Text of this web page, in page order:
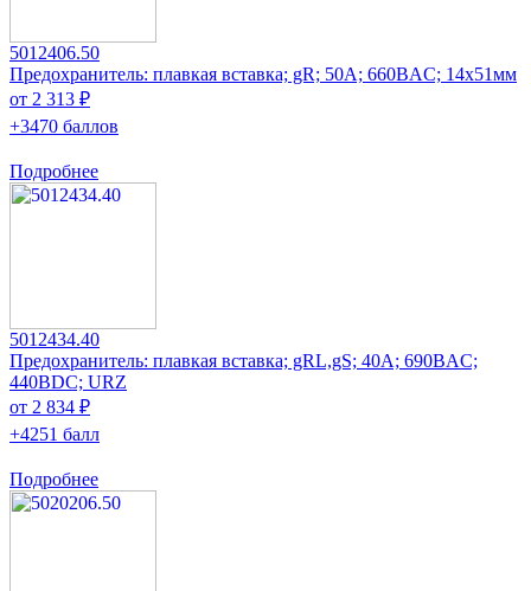
5012406.50
Предохранитель: плавкая вставка; gR; 50А; 660ВAC; 14x51мм
от 2 313 ₽
+3470 баллов
Подробнее
5012434.40
Предохранитель: плавкая вставка; gRL,gS; 40А; 690ВAC;
440ВDC; URZ
от 2 834 ₽
+4251 балл
Подробнее